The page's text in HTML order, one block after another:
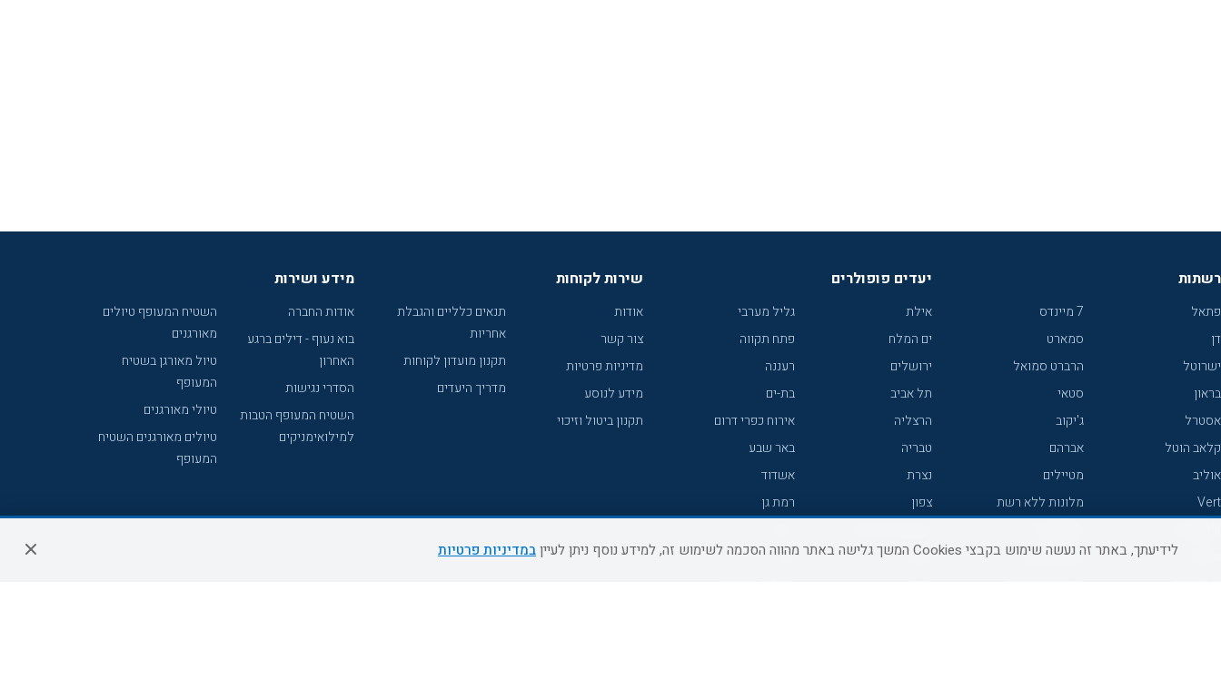
רשתות
פתאל
דן
ישרוטל
בראון
אסטרל
קלאב הוטל
אוליב
Vert
7 מיינדס
סמארט
הרברט סמואל
סטאי
ג'יקוב
אברהם
מטיילים
מלונות ללא רשת
קראון פלאזה
יעדים פופולרים
אילת
ים המלח
ירושלים
תל אביב
הרצליה
טבריה
נצרת
צפון
נתניה
גליל מערבי
פתח תקווה
רעננה
בת-ים
אירוח כפרי דרום
באר שבע
אשדוד
רמת גן
עכו
שירות לקוחות
אודות
צור קשר
מדיניות פרטיות
מידע לנוסע
תקנון ביטול וזיכוי
תנאים כלליים והגבלת
אחריות
תקנון מועדון לקוחות
מדריך היעדים
מידע ושירות
אודות החברה
בוא נעוף - דילים ברגע
האחרון
הסדרי נגישות
השטיח המעופף הטבות
למילואימניקים
השטיח המעופף טיולים
מאורגנים
טיול מאורגן בשטיח
המעופף
טיולי מאורגנים
טיולים מאורגנים השטיח
המעופף
לידיעתך, באתר זה נעשה שימוש בקבצי Cookies המשך גלישה באתר מהווה הסכמה לשימוש זה, למידע נוסף ניתן לעיין במדיניות פרטיות